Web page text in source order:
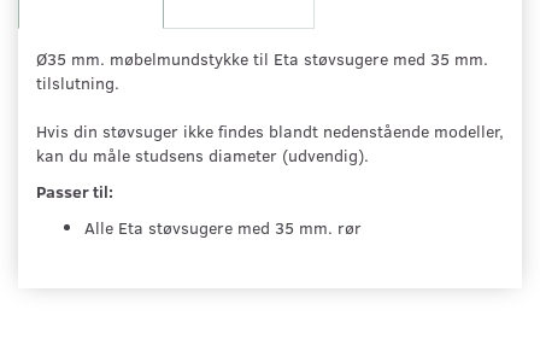
Ø35 mm. møbelmundstykke til Eta støvsugere med 35 mm.
tilslutning.
Hvis din støvsuger ikke findes blandt nedenstående modeller,
kan du måle studsens diameter (udvendig).
Passer til:
Alle Eta støvsugere med 35 mm. rør